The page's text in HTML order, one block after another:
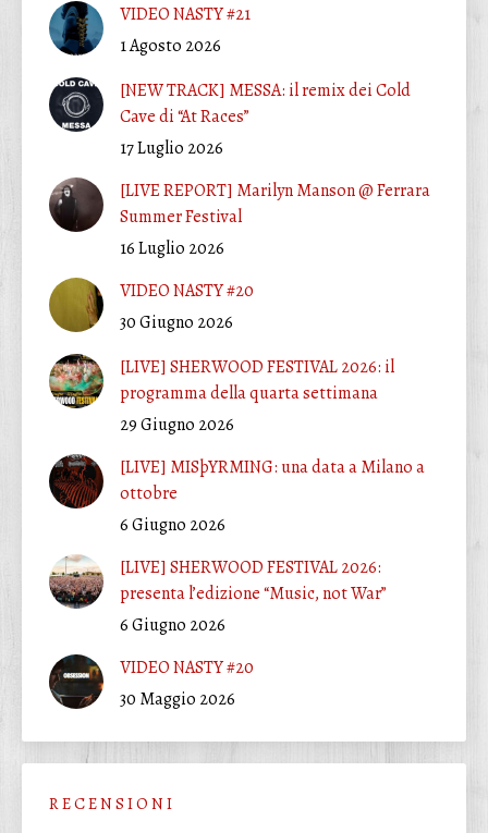
VIDEO NASTY #21
1 Agosto 2026
[NEW TRACK] MESSA: il remix dei Cold
Cave di “At Races”
17 Luglio 2026
[LIVE REPORT] Marilyn Manson @ Ferrara
Summer Festival
16 Luglio 2026
VIDEO NASTY #20
30 Giugno 2026
[LIVE] SHERWOOD FESTIVAL 2026: il
programma della quarta settimana
29 Giugno 2026
[LIVE] MISþYRMING: una data a Milano a
ottobre
6 Giugno 2026
[LIVE] SHERWOOD FESTIVAL 2026:
presenta l’edizione “Music, not War”
6 Giugno 2026
VIDEO NASTY #20
30 Maggio 2026
R E C E N S I O N I